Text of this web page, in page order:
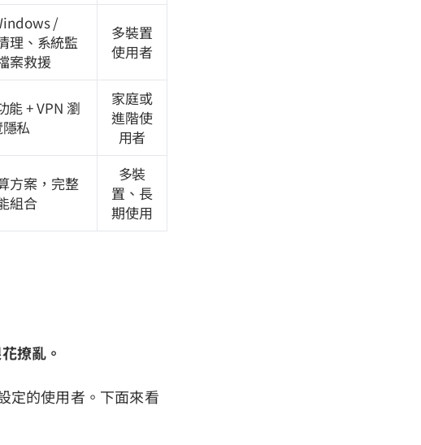
/
理、系統監
案救援
多裝置
使用者
能 + VPN 瀏
私
家庭或
進階使
用者
方案，完整
組合
多裝
置、長
期使用
撩亂。
定的使用者。下面來看